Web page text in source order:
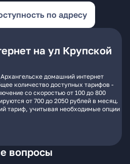
по адресу
на ул Крупской
домашний интернет
количество доступных тарифов -
со скоростью от 100 до 800
от 700 до 2050 рублей в месяц.
тариф, учитывая необходимые опции
вопросы